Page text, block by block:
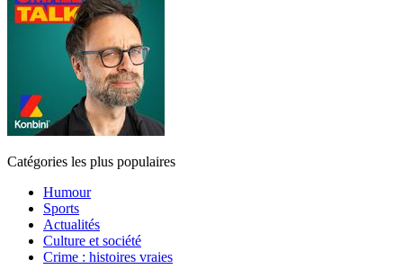
Catégories les plus populaires
Humour
Sports
Actualités
Culture et société
Crime : histoires vraies